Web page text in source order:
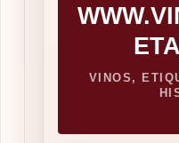
VINOS,